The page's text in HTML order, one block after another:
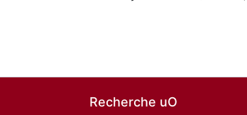
Recherche uO